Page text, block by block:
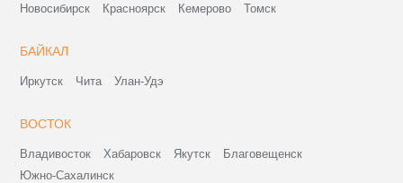
Новосибирск Красноярск Кемерово Томск
БАЙКАЛ
Иркутск Чита Улан-Удэ
ВОСТОК
Владивосток Хабаровск Якутск
Благовещенск
Южно-Сахалинск